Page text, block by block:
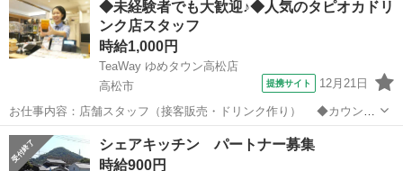
◆未経験者でも大歓迎♪◆人気のタピオカドリ
ンク店スタッフ
時給1,000円
TeaWay ゆめタウン高松店
高松市
提携サイト 12月21日
お仕事内容：店舗スタッフ（接客販売・ドリンク作り） ◆カウンタ
ーでのオーダー対応、レジ業務 ◆シェイカーを使ったドリンク作り
◆タピオカ等の仕込み ◆店内の環境整備、ディスプレイ、清掃 な
どをご担当いただきます。 ...
香川 高松市 カフェ
シェアキッチン パートナー募集
時給900円